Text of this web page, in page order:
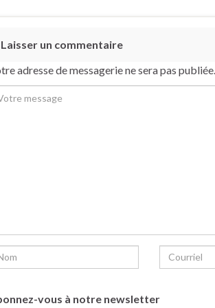
Laisser un commentaire
adresse de messagerie ne sera pas publiée.
vous à notre newsletter